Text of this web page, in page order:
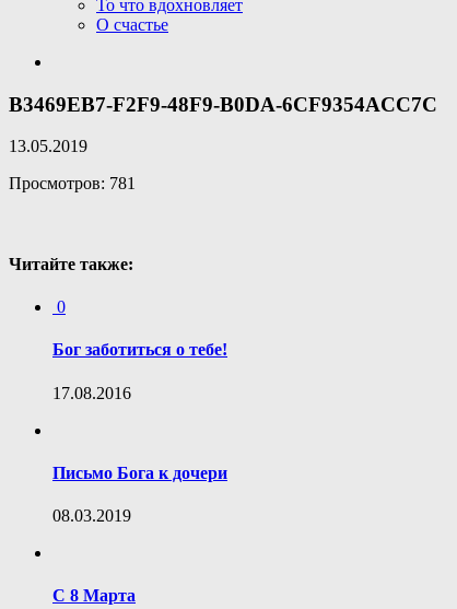
То что вдохновляет
О счастье
B3469EB7-F2F9-48F9-B0DA-6CF9354ACC7C
13.05.2019
Просмотров: 781
Читайте также:
0
Бог заботиться о тебе!
17.08.2016
Письмо Бога к дочери
08.03.2019
С 8 Марта